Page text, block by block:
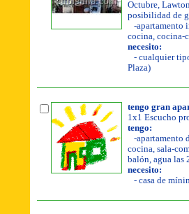
Octubre,
posibilidad de
-apartamento
cocina, cocina-
necesito:
- cualquier
Plaza)
tengo gran
1x1 Escucho
tengo:
-apartamento
cocina, sala-
balón, agua las
necesito:
- casa de